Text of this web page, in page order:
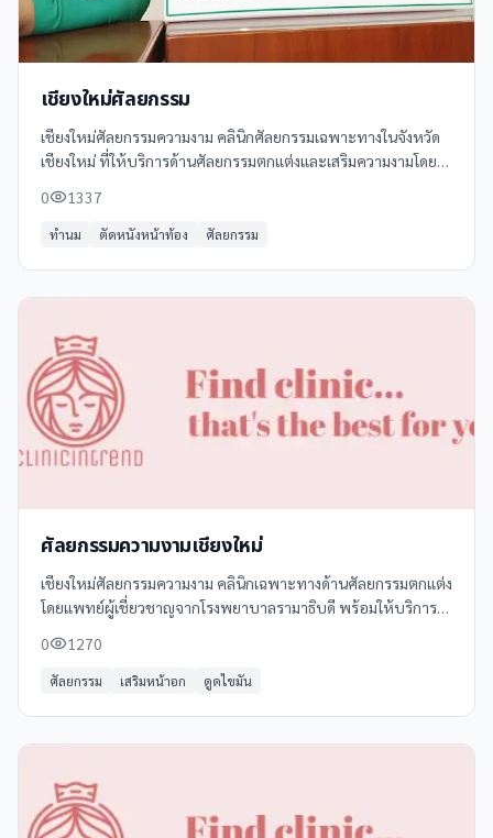
เชียงใหม่ศัลยกรรม
เชียงใหม่ศัลยกรรมความงาม คลินิกศัลยกรรมเฉพาะทางในจังหวัด
เชียงใหม่ ที่ให้บริการด้านศัลยกรรมตกแต่งและเสริมความงามโดย
กว่า 20 ปี
0 1337
ทำนม ตัดหนังหน้าท้อง ศัลยกรรม
ศัลยกรรมความงามเชียงใหม่
เชียงใหม่ศัลยกรรมความงาม คลินิกเฉพาะทางด้านศัลยกรรมตกแต่ง
โดยแพทย์ผู้เชี่ยวชาญจากโรงพยาบาลรามาธิบดี พร้อมให้บริการ
ปลอดภัยและความพึงพอใจ 100%
0 1270
ศัลยกรรม เสริมหน้าอก ดูดไขมัน